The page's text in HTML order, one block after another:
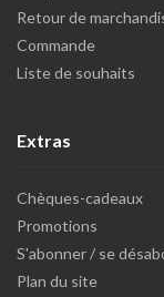
Retour de
Commande
Liste de souhaits
Extras
Chèques-cadeaux
Promotions
S'abonner / se
Plan du site